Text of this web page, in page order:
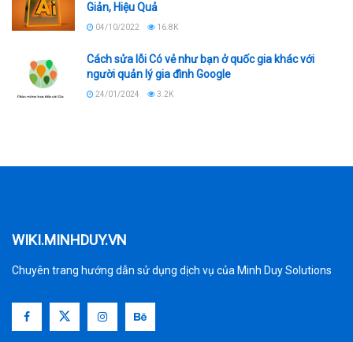
Giản, Hiệu Quả
04/10/2022 16.8K
Cách sửa lỗi Có vẻ như bạn ở quốc gia khác với
người quản lý gia đình Google
24/01/2024 3.2K
WIKI.MINHDUY.VN
Chuyên trang hướng dẫn sử dụng dịch vụ của Minh Duy Solutions